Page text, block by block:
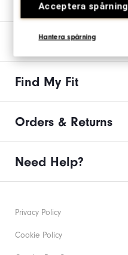
Acceptera spårning
Hantera spårning
Our Brand
Find My Fit
Orders & Returns
Need Help?
Privacy Policy
Cookie Policy